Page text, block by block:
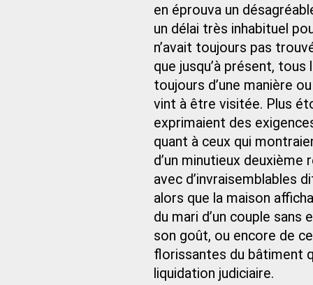
en éprouva un
un délai très inhabituel
n’avait toujours pas
que jusqu’à présent,
toujours d’une manière
vint à être visitée. Plus
exprimaient des
quant à ceux qui
d’un minutieux
avec d’invraisemblables
alors que la maison
du mari d’un couple
son goût, ou encore de
florissantes du bâtiment
liquidation judiciaire.